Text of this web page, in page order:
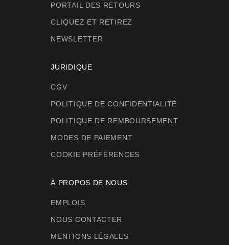
PORTAIL DES RETOURS
CLIQUEZ ET RETIREZ
NEWSLETTER
JURIDIQUE
CGV
POLITIQUE DE CONFIDENTIALITÉ
POLITIQUE DE REMBOURSEMENT
MODES DE PAIEMENT
COOKIE PRÉFÉRENCES
À PROPOS DE NOUS
EMPLOIS
NOUS CONTACTER
MENTIONS LÉGALES